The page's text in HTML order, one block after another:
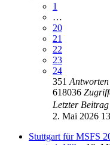
1
…
20
21
22
23
24
351 Antworten
618036
Letzter Beitrag
2. Mai 2026
Stuttgart für MSFS